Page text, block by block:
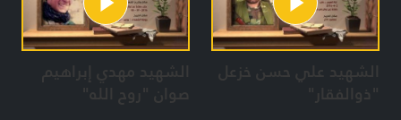
الشهيد علي حسن خزعل
"ذوالفقار"
الشهيد مهدي إبراهيم
صوان "روح الله"